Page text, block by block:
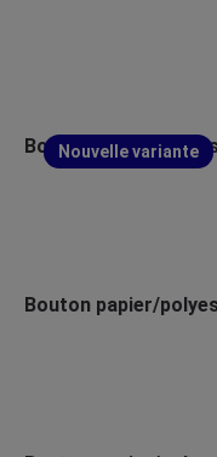
Nouvelle variante
Bouton papier/
Bouton papier/